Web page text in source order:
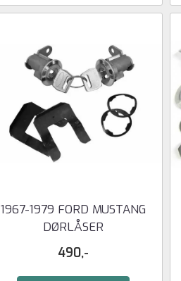
1967-1979 FORD MUSTANG
DØRLÅSER
490,-